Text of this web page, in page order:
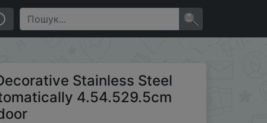
Pathway Lights Outdoor
Stainless Steel
4.54.529.5cm